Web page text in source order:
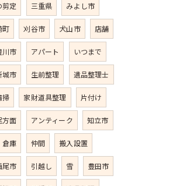
剪定 三重県 みよし市
町 刈谷市 犬山市 店舗
川市 アパート いつまで
城市 生前整理 遺品整理士
掃 家財道具整理 片付け
方面 アンティーク 知立市
倉庫 仲間 搬入設置
尾市 引越し 雪 豊田市